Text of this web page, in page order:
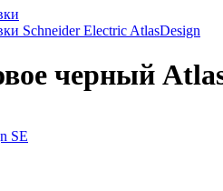
Schneider Electric AtlasDesign
черный